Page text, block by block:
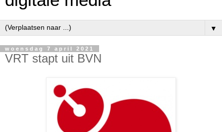
▼
woensdag 7 april 2021
VRT stapt uit BVN